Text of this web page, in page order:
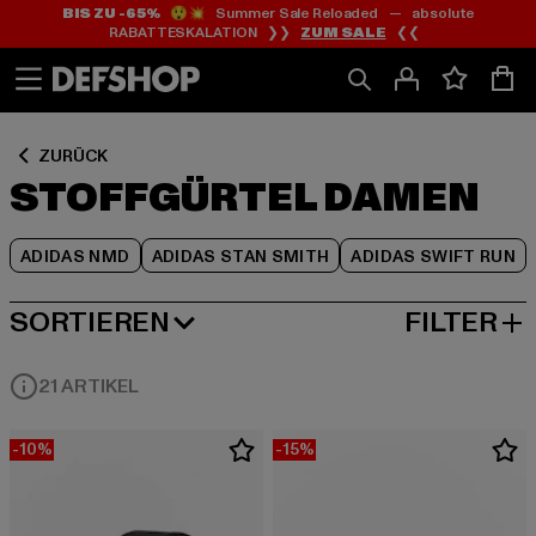
Zum
Inhalt
springen
Zum
Fußzeile
springen
BIS ZU -65%😲💥 Summer Sale Reloaded — absolute
RABATTESKALATION ❯❯ ZUM SALE ❮❮
ZURÜCK
STOFFGÜRTEL DAMEN
ADIDAS NMD ADIDAS STAN SMITH ADIDAS SWIFT RUN
Zum
Produktraster
springen
SORTIEREN
BELIEBTESTE FILTER
21 ARTIKEL
-10% -15%